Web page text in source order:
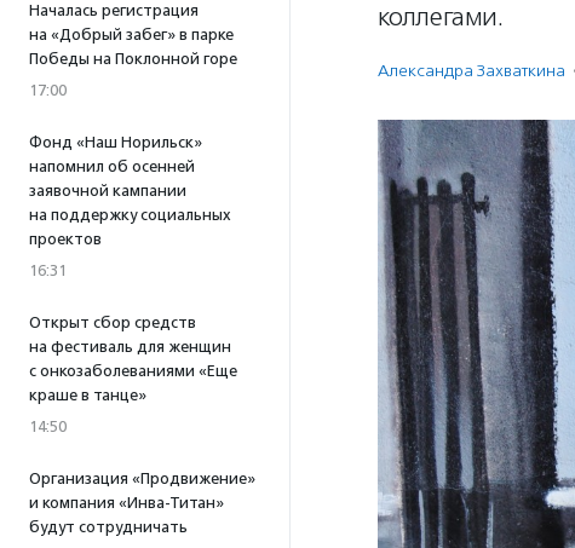
Началась регистрация
на «Добрый забег» в парке
Победы на Поклонной горе
17:00
Фонд «Наш Норильск»
напомнил об осенней
заявочной кампании
на поддержку социальных
проектов
16:31
Открыт сбор средств
на фестиваль для женщин
с онкозаболеваниями «Еще
краше в танце»
14:50
Организация «Продвижение»
и компания «Инва-Титан»
будут сотрудничать
коллегами.
Александра Захваткина